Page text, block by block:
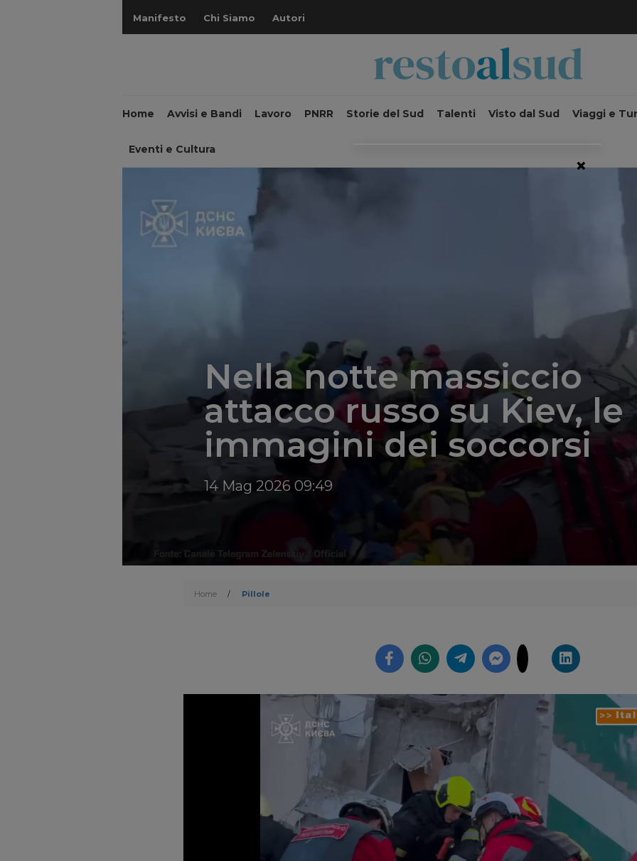
Manifesto Chi Siamo Autori
Home Avvisi e Bandi Lavoro PNRR Storie del Sud Talenti Visto dal Sud Viaggi e
Eventi e Cultura
Nella notte massiccio
attacco russo su Kiev, le
immagini dei soccorsi
14 Mag 2026 09:49
Home / Pillole
×